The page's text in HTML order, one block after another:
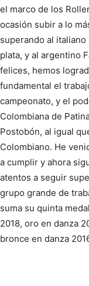
el marco de los
ocasión subir a lo
superando al
plata, y al argentino
felices, hemos
fundamental el
campeonato, y el
Colombiana de
Postobón, al igual
Colombiano. He
a cumplir y ahora
atentos a seguir
grupo grande de
suma su quinta
2018, oro en danza
bronce en danza